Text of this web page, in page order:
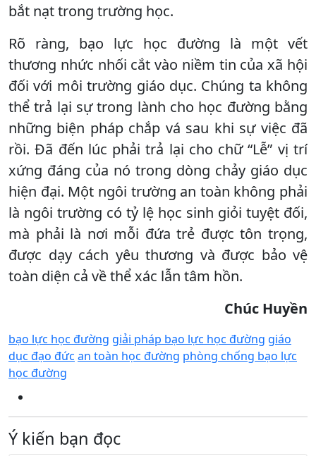
bắt nạt trong trường học.
Rõ ràng, bạo lực học đường là một vết
thương nhức nhối cắt vào niềm tin của xã hội
đối với môi trường giáo dục. Chúng ta không
thể trả lại sự trong lành cho học đường bằng
những biện pháp chắp vá sau khi sự việc đã
rồi. Đã đến lúc phải trả lại cho chữ “Lễ” vị trí
xứng đáng của nó trong dòng chảy giáo dục
hiện đại. Một ngôi trường an toàn không phải
là ngôi trường có tỷ lệ học sinh giỏi tuyệt đối,
mà phải là nơi mỗi đứa trẻ được tôn trọng,
được dạy cách yêu thương và được bảo vệ
toàn diện cả về thể xác lẫn tâm hồn.
Chúc Huyền
bạo lực học đường giải pháp bạo lực học đường giáo
dục đạo đức an toàn học đường phòng chống bạo lực
học đường
Ý kiến bạn đọc